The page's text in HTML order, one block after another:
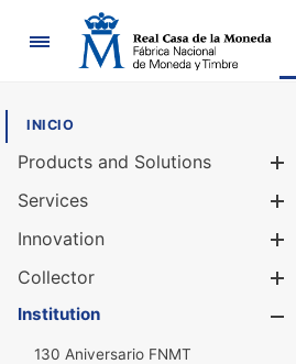
Navigation
INICIO
Products and Solutions
Services
Innovation
Collector
Institution
130 Aniversario FNMT